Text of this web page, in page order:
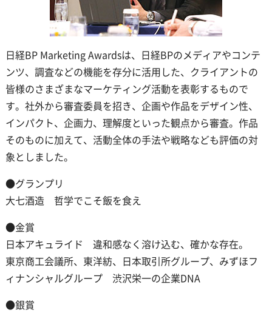
日経BP Marketing Awardsは、日経BPのメディアやコンテ
ンツ、調査などの機能を存分に活用した、クライアントの
皆様のさまざまなマーケティング活動を表彰するもので
す。社外から審査委員を招き、企画や作品をデザイン性、
インパクト、企画力、理解度といった観点から審査。作品
そのものに加えて、活動全体の手法や戦略なども評価の対
象としました。
●グランプリ
大七酒造 哲学でこそ飯を食え
●金賞
日本アキュライド 違和感なく溶け込む、確かな存在。
東京商工会議所、東洋紡、日本取引所グループ、みずほフ
ィナンシャルグループ 渋沢栄一の企業DNA
●銀賞